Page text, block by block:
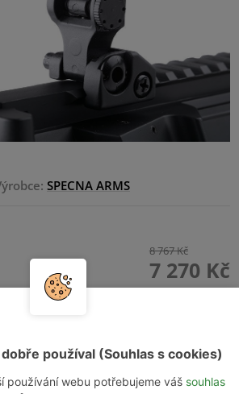
SPECNA ARMS
8 767 Kč
7 270 Kč
používal (Souhlas s cookies)
používání webu potřebujeme váš souhlas